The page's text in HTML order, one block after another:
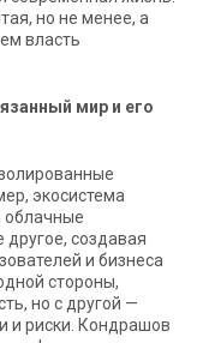
но не менее, а
власть
мир и его
экосистема
облачные
создавая
и бизнеса
стороны,
но с другой —
и риски. Кондрашов